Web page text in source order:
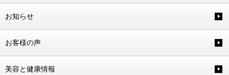
お知らせ
お客様の声
美容と健康情報